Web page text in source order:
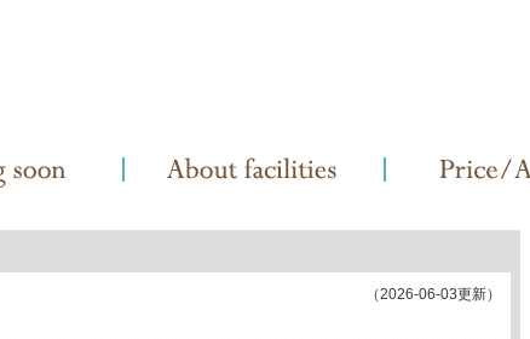
（2026-06-03更新）